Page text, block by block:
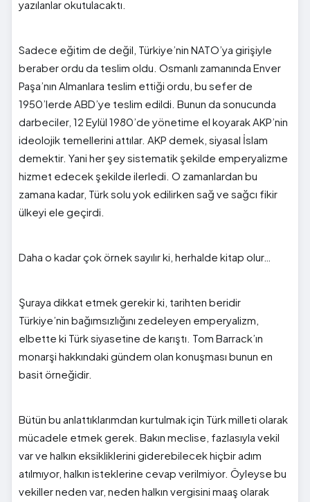
yazılanlar okutulacaktı.
Sadece eğitim de değil, Türkiye’nin NATO’ya girişiyle
beraber ordu da teslim oldu. Osmanlı zamanında Enver
Paşa’nın Almanlara teslim ettiği ordu, bu sefer de
1950’lerde ABD’ye teslim edildi. Bunun da sonucunda
darbeciler, 12 Eylül 1980’de yönetime el koyarak AKP’nin
ideolojik temellerini attılar. AKP demek, siyasal İslam
demektir. Yani her şey sistematik şekilde emperyalizme
hizmet edecek şekilde ilerledi. O zamanlardan bu
zamana kadar, Türk solu yok edilirken sağ ve sağcı fikir
ülkeyi ele geçirdi.
Daha o kadar çok örnek sayılır ki, herhalde kitap olur…
Şuraya dikkat etmek gerekir ki, tarihten beridir
Türkiye’nin bağımsızlığını zedeleyen emperyalizm,
elbette ki Türk siyasetine de karıştı. Tom Barrack’ın
monarşi hakkındaki gündem olan konuşması bunun en
basit örneğidir.
Bütün bu anlattıklarımdan kurtulmak için Türk milleti olarak
mücadele etmek gerek. Bakın meclise, fazlasıyla vekil
var ve halkın eksikliklerini giderebilecek hiçbir adım
atılmıyor, halkın isteklerine cevap verilmiyor. Öyleyse bu
vekiller neden var, neden halkın vergisini maaş olarak